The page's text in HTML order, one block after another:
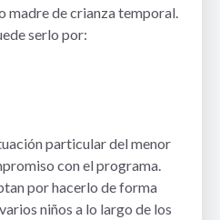
madre de crianza temporal.
serlo por:
particular del menor
con el programa.
por hacerlo de forma
niños a lo largo de los